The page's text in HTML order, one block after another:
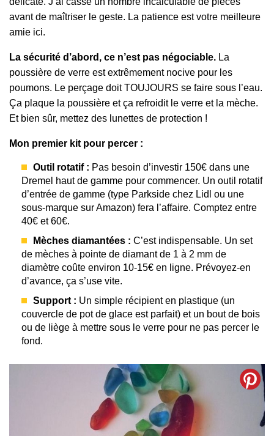
avant de maîtriser le geste. La patience est votre meilleure
amie ici.
La sécurité d’abord, ce n’est pas négociable. La
poussière de verre est extrêmement nocive pour les
poumons. Le perçage doit TOUJOURS se faire sous l’eau.
Ça plaque la poussière et ça refroidit le verre et la mèche.
Et bien sûr, mettez des lunettes de protection !
Mon premier kit pour percer :
Outil rotatif : Pas besoin d’investir 150€ dans une
Dremel haut de gamme pour commencer. Un outil rotatif
d’entrée de gamme (type Parkside chez Lidl ou une
sous-marque sur Amazon) fera l’affaire. Comptez entre
40€ et 60€.
Mèches diamantées : C’est indispensable. Un set
de mèches à pointe de diamant de 1 à 2 mm de
diamètre coûte environ 10-15€ en ligne. Prévoyez-en
d’avance, ça s’use vite.
Support : Un simple récipient en plastique (un
couvercle de pot de glace est parfait) et un bout de bois
ou de liège à mettre sous le verre pour ne pas percer le
fond.